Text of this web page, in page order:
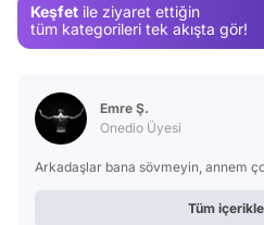
Keşfet ile ziyaret ettiğin
tüm kategorileri tek akışta gör!
Emre Ş.
Onedio Üyesi
Arkadaşlar bana sövmeyin, annem
Tüm